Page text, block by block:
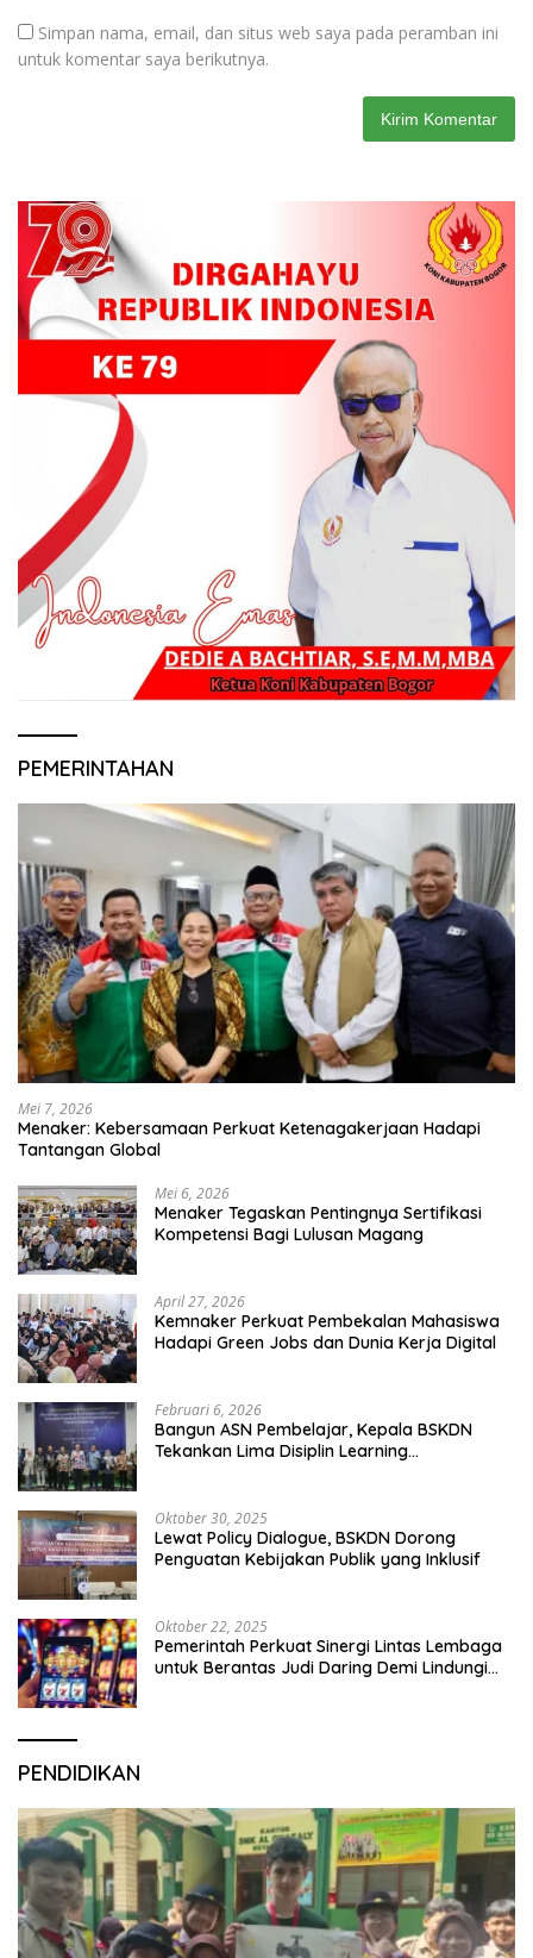
Simpan nama, email, dan situs web saya pada peramban ini
untuk komentar saya berikutnya.
PEMERINTAHAN
Mei 7, 2026
Menaker: Kebersamaan Perkuat Ketenagakerjaan Hadapi
Tantangan Global
Mei 6, 2026
Menaker Tegaskan Pentingnya Sertifikasi
Kompetensi Bagi Lulusan Magang
April 27, 2026
Kemnaker Perkuat Pembekalan Mahasiswa
Hadapi Green Jobs dan Dunia Kerja Digital
Februari 6, 2026
Bangun ASN Pembelajar, Kepala BSKDN
Tekankan Lima Disiplin Learning
Oktober 30, 2025
Lewat Policy Dialogue, BSKDN Dorong
Penguatan Kebijakan Publik yang Inklusif
Oktober 22, 2025
Pemerintah Perkuat Sinergi Lintas Lembaga
untuk Berantas Judi Daring Demi Lindungi
PENDIDIKAN